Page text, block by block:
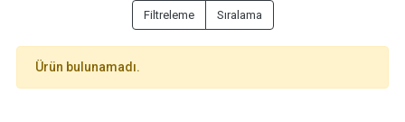
Filtreleme Sıralama
Ürün bulunamadı.